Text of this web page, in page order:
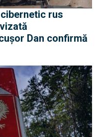
rus
Dan confirmă